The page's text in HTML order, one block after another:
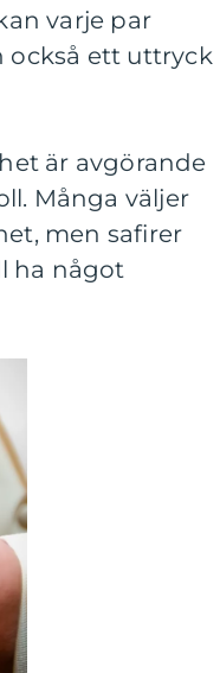
varje par
också ett uttryck
är avgörande
Många väljer
men safirer
ha något